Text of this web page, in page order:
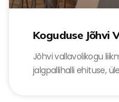
Koguduse Jõhvi
Jõhvi vallavolikogu
jalgpallihalli ehituse,